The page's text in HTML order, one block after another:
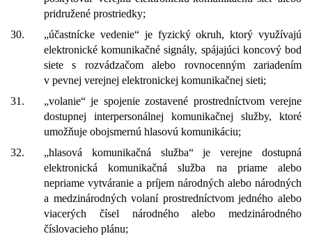
pridružené prostriedky;
30.
„účastnícke vedenie“ je fyzický okruh, ktorý využívajú
elektronické komunikačné signály, spájajúci koncový bod
siete s rozvádzačom alebo rovnocenným zariadením
v pevnej verejnej elektronickej komunikačnej sieti;
31.
„volanie“ je spojenie zostavené prostredníctvom verejne
dostupnej interpersonálnej komunikačnej služby, ktoré
umožňuje obojsmernú hlasovú komunikáciu;
32.
„hlasová komunikačná služba“ je verejne dostupná
elektronická komunikačná služba na priame alebo
nepriame vytváranie a príjem národných alebo národných
a medzinárodných volaní prostredníctvom jedného alebo
viacerých čísel národného alebo medzinárodného
číslovacieho plánu;